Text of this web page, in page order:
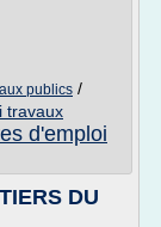
publics /
travaux
d'emploi
DU